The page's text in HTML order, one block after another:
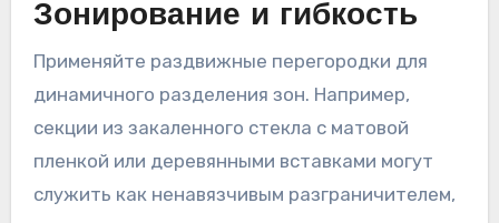
Зонирование и гибкость
Применяйте раздвижные перегородки для
динамичного разделения зон. Например,
секции из закаленного стекла с матовой
пленкой или деревянными вставками могут
служить как ненавязчивым разграничителем,